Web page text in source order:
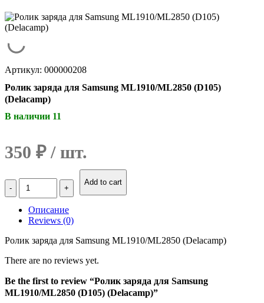
Артикул: 000000208
Ролик заряда для Samsung ML1910/ML2850 (D105)
(Delacamp)
В наличии 11
350 ₽
Количество
Ролик
Samsung
ML1910/ML2850
(D105)
(Delacamp)
Add to cart
Описание
Reviews (0)
Ролик заряда для Samsung ML1910/ML2850 (Delacamp)
There are no reviews yet.
Be the first to review “Ролик заряда для Samsung
ML1910/ML2850 (D105) (Delacamp)”